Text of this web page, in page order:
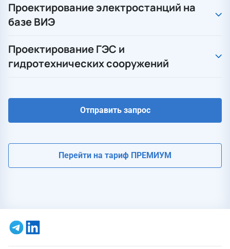
Проектирование электростанций на
базе ВИЭ
Проектирование ГЭС и
гидротехнических сооружений
Отправить запрос
Перейти на тариф ПРЕМИУМ